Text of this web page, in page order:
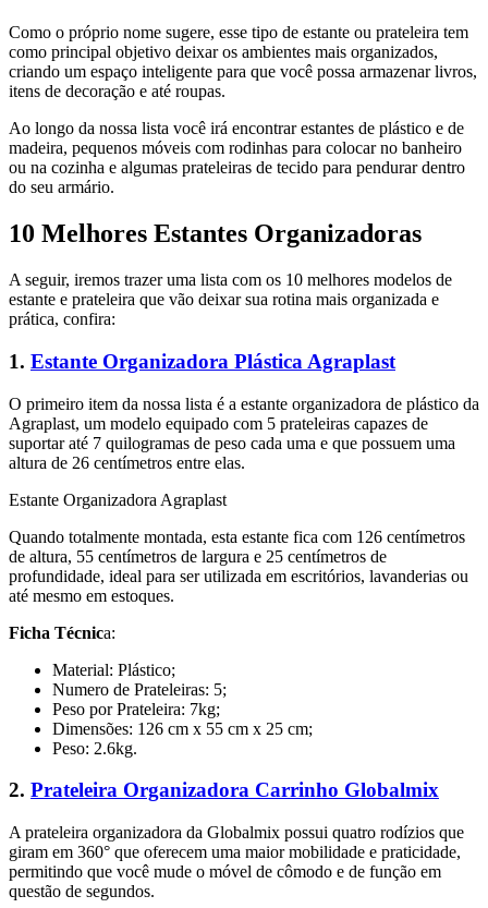
Como o próprio nome sugere, esse tipo de estante ou prateleira tem
como principal objetivo deixar os ambientes mais organizados,
criando um espaço inteligente para que você possa armazenar livros,
itens de decoração e até roupas.
Ao longo da nossa lista você irá encontrar estantes de plástico e de
madeira, pequenos móveis com rodinhas para colocar no banheiro
ou na cozinha e algumas prateleiras de tecido para pendurar dentro
do seu armário.
10 Melhores Estantes Organizadoras
A seguir, iremos trazer uma lista com os 10 melhores modelos de
estante e prateleira que vão deixar sua rotina mais organizada e
prática, confira:
1. Estante Organizadora Plástica Agraplast
O primeiro item da nossa lista é a estante organizadora de plástico da
Agraplast, um modelo equipado com 5 prateleiras capazes de
suportar até 7 quilogramas de peso cada uma e que possuem uma
altura de 26 centímetros entre elas.
Estante Organizadora Agraplast
Quando totalmente montada, esta estante fica com 126 centímetros
de altura, 55 centímetros de largura e 25 centímetros de
profundidade, ideal para ser utilizada em escritórios, lavanderias ou
até mesmo em estoques.
Ficha Técnica:
Material: Plástico;
Numero de Prateleiras: 5;
Peso por Prateleira: 7kg;
Dimensões: 126 cm x 55 cm x 25 cm;
Peso: 2.6kg.
2. Prateleira Organizadora Carrinho Globalmix
A prateleira organizadora da Globalmix possui quatro rodízios que
giram em 360° que oferecem uma maior mobilidade e praticidade,
permitindo que você mude o móvel de cômodo e de função em
questão de segundos.